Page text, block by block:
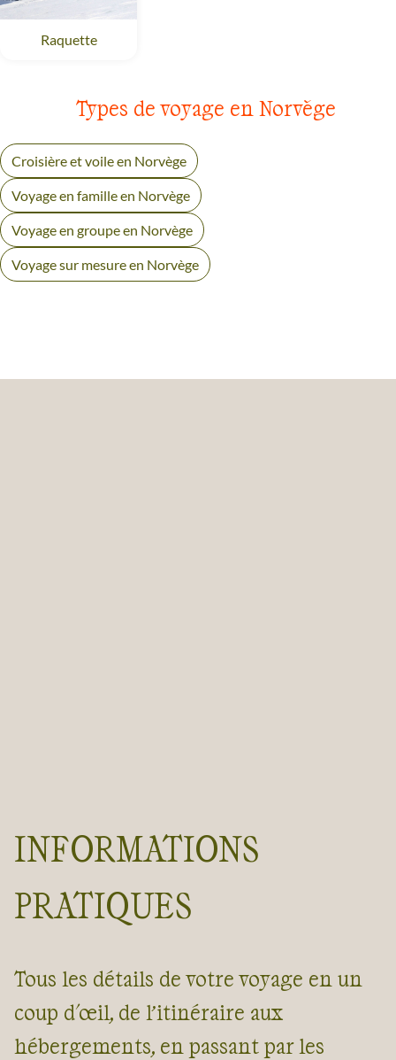
RaquetteNorvège
Types de voyage en Norvège
Croisière et voile en Norvège
Voyage en famille en Norvège
Voyage en groupe en Norvège
Voyage sur mesure en Norvège
INFORMATIONS
PRATIQUES
Tous les détails de votre voyage en un
coup d'œil, de l’itinéraire aux
hébergements, en passant par les